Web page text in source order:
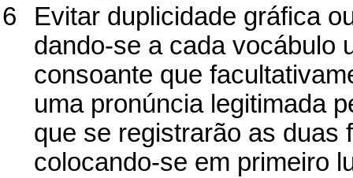
6
Evitar duplicidade gráfica
dando-se a cada vocábulo
consoante que
uma pronúncia legitimada
que se registrarão as duas
colocando-se em primeiro